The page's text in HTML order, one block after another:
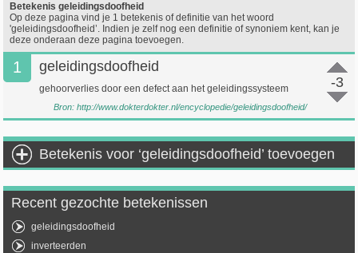
Betekenis geleidingsdoofheid
Op deze pagina vind je 1 betekenis of definitie van het woord
'geleidingsdoofheid’. Indien je zelf nog een definitie of synoniem kent, kan je
deze onderaan deze pagina toevoegen.
1
-3
geleidingsdoofheid
gehoorverlies door een defect aan het geleidingssysteem
Bron: http://www.dokterdokter.nl/encyclopedie/geleidingsdoofheid/
Betekenis voor ‘geleidingsdoofheid’ toevoegen
Recent gezochte betekenissen
geleidingsdoofheid
inverteerden